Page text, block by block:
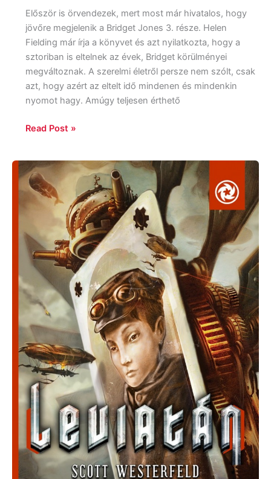
Először is örvendezek, mert most már hivatalos, hogy
jövőre megjelenik a Bridget Jones 3. része. Helen
Fielding már írja a könyvet és azt nyilatkozta, hogy a
sztoriban is eltelnek az évek, Bridget körülményei
megváltoznak. A szerelmi életről persze nem szólt, csak
azt, hogy azért az eltelt idő mindenen és mindenkin
nyomot hagy. Amúgy teljesen érthető
Read Post »
Jön
a
Leviatán